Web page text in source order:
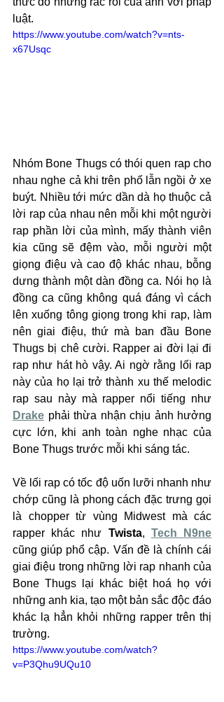
luật.
https://www.youtube.com/watch?v=nts-
x67Usqc
Nhóm Bone Thugs có thói quen rap cho
nhau nghe cả khi trên phố lẫn ngồi ở xe
buýt. Nhiều tới mức dần dà họ thuộc cả
lời rap của nhau nên mỗi khi một người
rap phần lời của mình, mấy thành viên
kia cũng sẽ đệm vào, mỗi người một
giọng điệu và cao độ khác nhau, bỗng
dưng thành một dàn đồng ca. Nói họ là
đồng ca cũng không quá đáng vì cách
lên xuống tông giọng trong khi rap, làm
nên giai điệu, thứ mà ban đầu Bone
Thugs bị chê cười. Rapper ai đời lại đi
rap như hát hò vậy. Ai ngờ rằng lối rap
này của họ lại trở thành xu thế melodic
Drake phải thừa nhận chịu ảnh hưởng
cực lớn, khi anh toàn nghe nhạc của
Bone Thugs trước mỗi khi sáng tác.
Về lối rap có tốc độ uốn lưỡi nhanh như
chớp cũng là phong cách đặc trưng gọi
là chopper từ vùng Midwest mà các
rapper khác như Twista, Tech N9ne
cũng giúp phổ cập. Vấn đề là chính cái
giai điệu trong những lời rap nhanh của
Bone Thugs lại khác biệt hoá họ với
những anh kia, tạo một bản sắc độc đáo
khác lạ hẳn khỏi những rapper trên thị
trường.
https://www.youtube.com/watch?
v=P3Qhu9UQu10